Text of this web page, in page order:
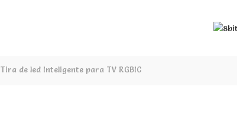
Tira de led Inteligente para TV RGBIC